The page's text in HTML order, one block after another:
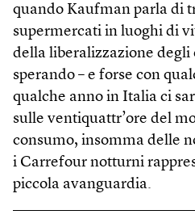
quando Kaufman parla di
supermercati in luoghi di
della liberalizzazione
sperando – e forse con
qualche anno in Italia ci
sulle ventiquattr’ore del
consumo, insomma delle
i Carrefour notturni
piccola avanguardia.